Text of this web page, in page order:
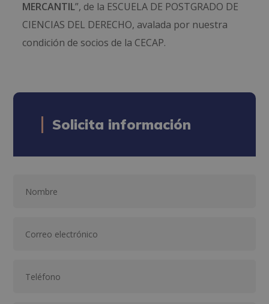
MERCANTIL”, de la ESCUELA DE POSTGRADO DE
CIENCIAS DEL DERECHO, avalada por nuestra
condición de socios de la CECAP.
Solicita información